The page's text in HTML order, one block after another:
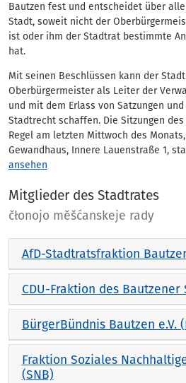
Bautzen fest und entscheidet über
Stadt, soweit nicht der
ist oder ihm der Stadtrat bestimmte
hat.
Mit seinen Beschlüssen kann der
Oberbürgermeister als Leiter der
und mit dem Erlass von Satzungen
Stadtrecht schaffen. Die Sitzungen
Regel am letzten Mittwoch des Monats,
Gewandhaus, Innere Lauenstraße 1,
ansehen
Mitglieder des Stadtrates
čłonojo měšćanskeje rady
AfD-Stadtratsfraktion
CDU-Fraktion des Bautzener
BürgerBündnis Bautzen e.V.
Fraktion Soziales
(SNB)